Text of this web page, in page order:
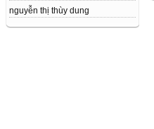
nguyễn thị thùy dung